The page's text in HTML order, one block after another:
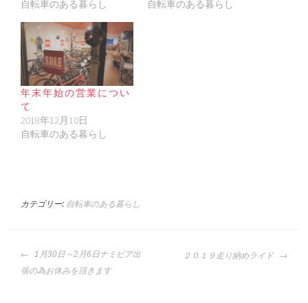
自転車のある暮らし 自転車のある暮らし
年末年始の営業につい
て
2018年12月10日
自転車のある暮らし
カテゴリー: 自転車のある暮らし
投
稿
1月30日～2月6日ナミビア出
張の為お休みを頂きます
２０１９走り納めライド